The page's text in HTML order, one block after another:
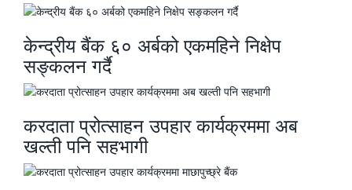
केन्द्रीय बैंक ६० अर्बको एकमहिने निक्षेप
सङ्कलन गर्दै
करदाता प्रोत्साहन उपहार कार्यक्रममा अब
खल्ती पनि सहभागी